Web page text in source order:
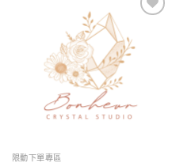
限動下單專區